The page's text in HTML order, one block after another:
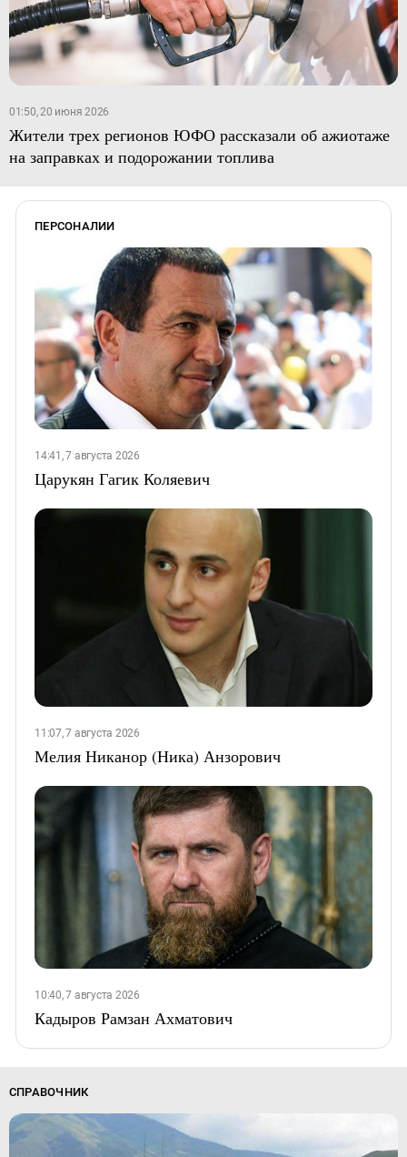
01:50, 20 июня 2026
Жители трех регионов ЮФО рассказали об ажиотаже
на заправках и подорожании топлива
ПЕРСОНАЛИИ
14:41, 7 августа 2026
Царукян Гагик Коляевич
11:07, 7 августа 2026
Мелия Никанор (Ника) Анзорович
10:40, 7 августа 2026
Кадыров Рамзан Ахматович
СПРАВОЧНИК